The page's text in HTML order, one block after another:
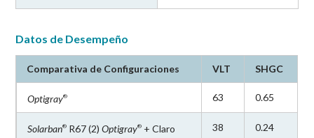
Datos de Desempeño
Comparativa de Configuraciones VLT SHGC
Optigray® 63 0.65
Solarban® R67 (2)Optigray® + Claro 38 0.24